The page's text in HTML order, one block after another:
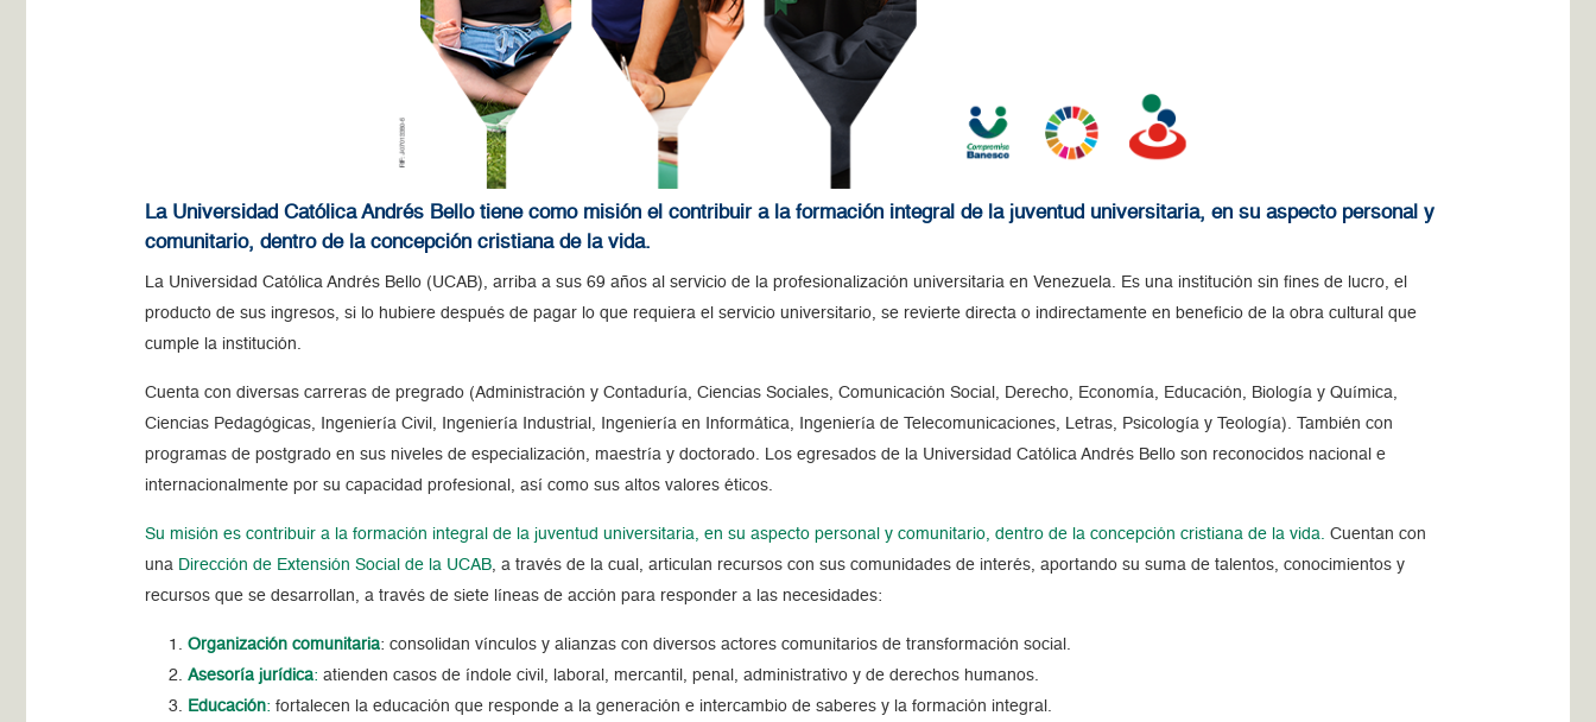
La Universidad Católica Andrés Bello tiene como misión el contribuir a la formación integral de la juventud universitaria, en su aspecto personal y
comunitario, dentro de la concepción cristiana de la vida.
La Universidad Católica Andrés Bello (UCAB), arriba a sus 69 años al servicio de la profesionalización universitaria en Venezuela. Es una institución sin fines de lucro, el
producto de sus ingresos, si lo hubiere después de pagar lo que requiera el servicio universitario, se revierte directa o indirectamente en beneficio de la obra cultural que
cumple la institución.
Cuenta con diversas carreras de pregrado (Administración y Contaduría, Ciencias Sociales, Comunicación Social, Derecho, Economía, Educación, Biología y Química,
Ciencias Pedagógicas, Ingeniería Civil, Ingeniería Industrial, Ingeniería en Informática, Ingeniería de Telecomunicaciones, Letras, Psicología y Teología). También con
programas de postgrado en sus niveles de especialización, maestría y doctorado. Los egresados de la Universidad Católica Andrés Bello son reconocidos nacional e
internacionalmente por su capacidad profesional, así como sus altos valores éticos.
Su misión es contribuir a la formación integral de la juventud universitaria, en su aspecto personal y comunitario, dentro de la concepción cristiana de la vida.
Cuentan con
una Dirección de Extensión Social de la UCAB , a través de la cual, articulan recursos con sus comunidades de interés, aportando su suma de talentos, conocimientos y
recursos que se desarrollan, a través de siete líneas de acción para responder a las necesidades:
Organización comunitaria: consolidan vínculos y alianzas con diversos actores comunitarios de transformación social.
Asesoría jurídica: atienden casos de índole civil, laboral, mercantil, penal, administrativo y de derechos humanos.
Educación: fortalecen la educación que responde a la generación e intercambio de saberes y la formación integral.